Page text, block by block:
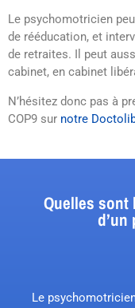
Le psychomotricien
de rééducation, et
de retraites. Il peut
cabinet, en cabinet
N’hésitez donc pas à
COP9 sur notre
Quelles sont
Le